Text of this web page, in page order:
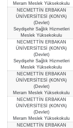
Meram Meslek Yüksekokulu
NECMETTİN ERBAKAN
ÜNİVERSİTESİ (KONYA)
(Devlet)
Seydişehir Sağlık Hizmetleri
Meslek Yüksekokulu
NECMETTİN ERBAKAN
ÜNİVERSİTESİ (KONYA)
(Devlet)
Seydişehir Sağlık Hizmetleri
Meslek Yüksekokulu
NECMETTİN ERBAKAN
ÜNİVERSİTESİ (KONYA)
(Devlet)
Meram Meslek Yüksekokulu
NECMETTİN ERBAKAN
ÜNİVERSİTESİ (KONYA)
(Devlet)
Meram Meslek Yüksekokulu
NECMETTİN ERBAKAN